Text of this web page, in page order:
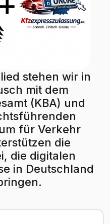
stehen wir in
mit dem
(KBA) und
für Verkehr
die
die digitalen
in Deutschland